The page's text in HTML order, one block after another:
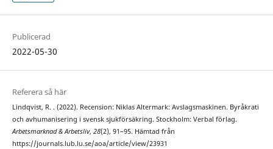
Publicerad
2022-05-30
Referera så här
Lindqvist, R. . (2022). Recension: Niklas Altermark: Avslagsmaskinen. Byråkrati
och avhumanisering i svensk sjukförsäkring. Stockholm: Verbal förlag.
Arbetsmarknad & Arbetsliv, 28(2), 91–95. Hämtad från
https://journals.lub.lu.se/aoa/article/view/23931